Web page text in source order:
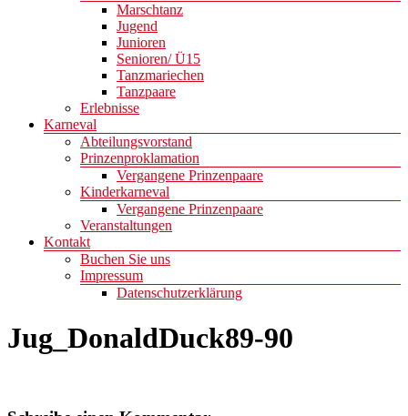
Marschtanz
Jugend
Junioren
Senioren/ Ü15
Tanzmariechen
Tanzpaare
Erlebnisse
Karneval
Abteilungsvorstand
Prinzenproklamation
Vergangene Prinzenpaare
Kinderkarneval
Vergangene Prinzenpaare
Veranstaltungen
Kontakt
Buchen Sie uns
Impressum
Datenschutzerklärung
Jug_DonaldDuck89-90